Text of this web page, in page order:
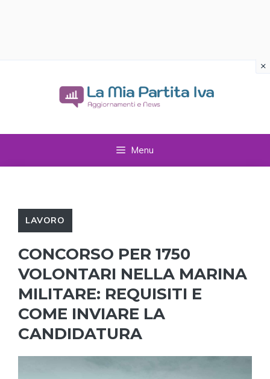
Menu
LAVORO
CONCORSO PER 1750
VOLONTARI NELLA MARINA
MILITARE: REQUISITI E
COME INVIARE LA
CANDIDATURA
×